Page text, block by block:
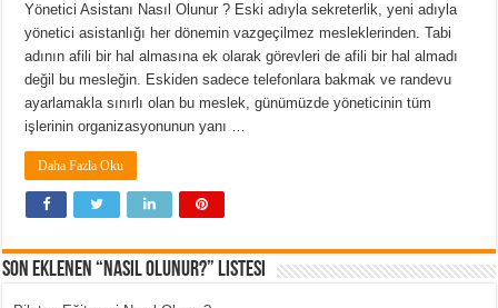
Yönetici Asistanı Nasıl Olunur ? Eski adıyla sekreterlik, yeni adıyla
yönetici asistanlığı her dönemin vazgeçilmez mesleklerinden. Tabi
adının afili bir hal almasına ek olarak görevleri de afili bir hal almadı
değil bu mesleğin. Eskiden sadece telefonlara bakmak ve randevu
ayarlamakla sınırlı olan bu meslek, günümüzde yöneticinin tüm
işlerinin organizasyonunun yanı …
Daha Fazla Oku
Son Eklenen “Nasıl Olunur?” Listesi